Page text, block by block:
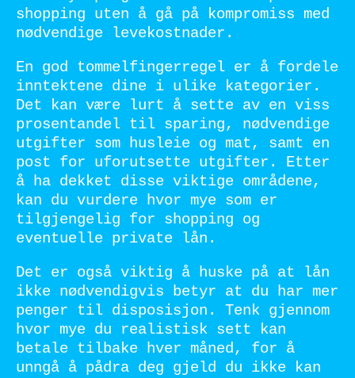
shopping uten å gå på kompromiss med
nødvendige levekostnader.
En god tommelfingerregel er å fordele
inntektene dine i ulike kategorier.
Det kan være lurt å sette av en viss
prosentandel til sparing, nødvendige
utgifter som husleie og mat, samt en
post for uforutsette utgifter. Etter
å ha dekket disse viktige områdene,
kan du vurdere hvor mye som er
tilgjengelig for shopping og
eventuelle private lån.
Det er også viktig å huske på at lån
ikke nødvendigvis betyr at du har mer
penger til disposisjon. Tenk gjennom
hvor mye du realistisk sett kan
betale tilbake hver måned, for å
unngå å pådra deg gjeld du ikke kan